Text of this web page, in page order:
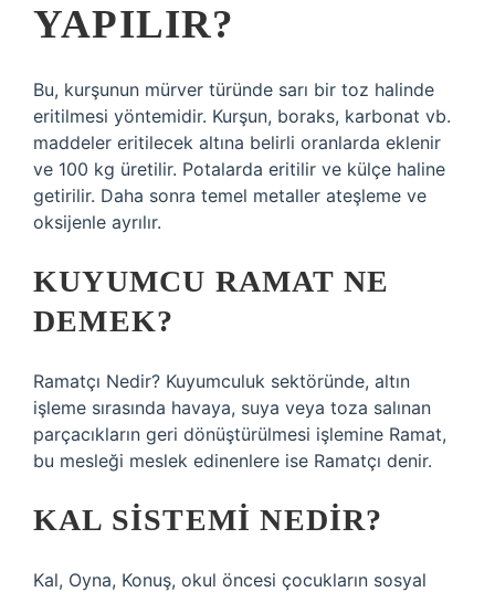
YAPILIR?
Bu, kurşunun mürver türünde sarı bir toz halinde
eritilmesi yöntemidir. Kurşun, boraks, karbonat vb.
maddeler eritilecek altına belirli oranlarda eklenir
ve 100 kg üretilir. Potalarda eritilir ve külçe haline
getirilir. Daha sonra temel metaller ateşleme ve
oksijenle ayrılır.
KUYUMCU RAMAT NE
DEMEK?
Ramatçı Nedir? Kuyumculuk sektöründe, altın
işleme sırasında havaya, suya veya toza salınan
parçacıkların geri dönüştürülmesi işlemine Ramat,
bu mesleği meslek edinenlere ise Ramatçı denir.
KAL SISTEMI NEDIR?
Kal, Oyna, Konuş, okul öncesi çocukların sosyal